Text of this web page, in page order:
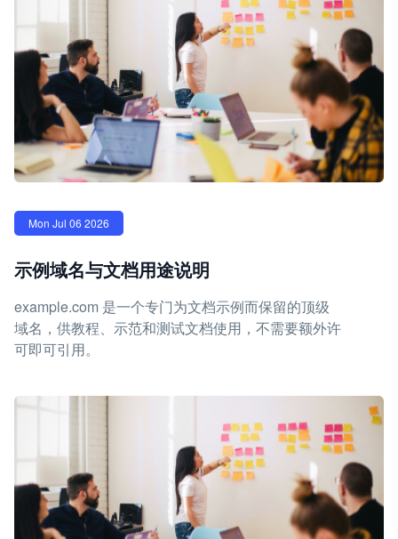
Mon Jul 06 2026
示例域名与文档用途说明
example.com 是一个专门为文档示例而保留的顶级
域名，供教程、示范和测试文档使用，不需要额外许
可即可引用。